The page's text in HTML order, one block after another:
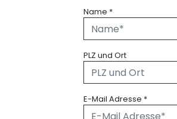
Name *
PLZ und Ort
E-Mail Adresse *